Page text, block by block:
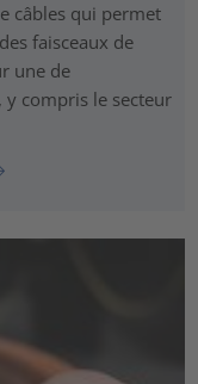
câbles qui permet
faisceaux de
une de
compris le secteur